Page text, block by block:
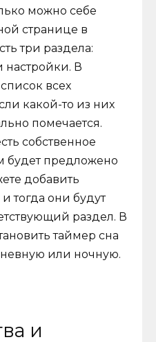
можно себе
странице в
три раздела:
настройки. В
всех
какой-то из них
помечается.
собственное
будет предложено
добавить
тогда они будут
раздел. В
таймер сна
или ночную.
и